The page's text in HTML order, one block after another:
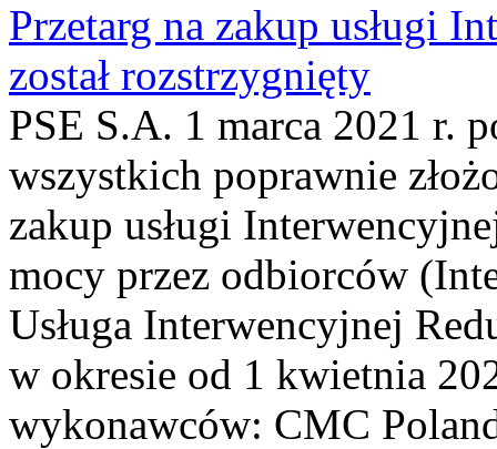
Przetarg na zakup usługi
został rozstrzygnięty
PSE S.A. 1 marca 2021 r.
wszystkich poprawnie
zakup usługi
mocy przez odbiorców
Usługa Interwencyjnej
w okresie od 1 kwietnia
wykonawców: CMC